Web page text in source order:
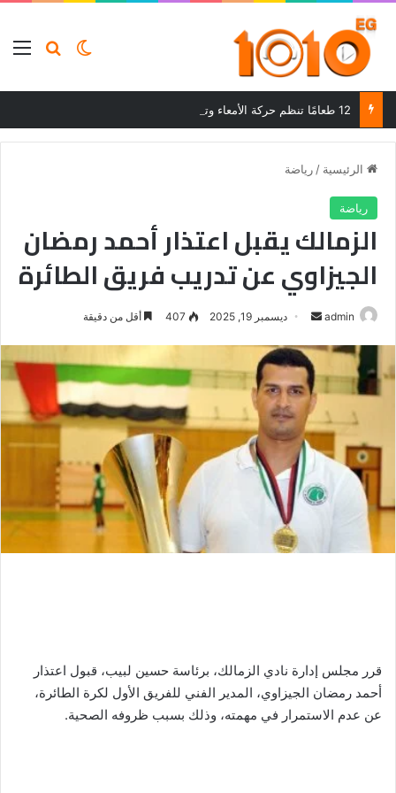
بحثالوضع
الرئيسية / رياضة
رياضة
الزمالك يقبل اعتذار أحمد رمضان
الجيزاوي عن تدريب فريق الطائرة
admin
أرسل
إلكترونيا
ديسمبر 19, 2025 407 أقل من دقيقة
قرر مجلس إدارة نادي الزمالك، برئاسة حسين لبيب، قبول اعتذار
أحمد رمضان الجيزاوي، المدير الفني للفريق الأول لكرة الطائرة،
عن عدم الاستمرار في مهمته، وذلك بسبب ظروفه الصحية.